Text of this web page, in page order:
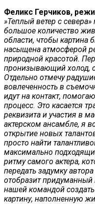
Феликс Герчиков,
»Теплый ветер с
большое количество
области, чтобы
насыщена атмосферой
природной красотой.
пронизывающий холод,
Отдельно отмечу
вовлеченность в
идут на контакт,
процесс. Это касается
реквизита и участия в
актерском ансамбле, я
открытие новых
просто найти
максимально
ритму самого актера,
передать задумку
отобразит
нашей командой
картину, наполненную